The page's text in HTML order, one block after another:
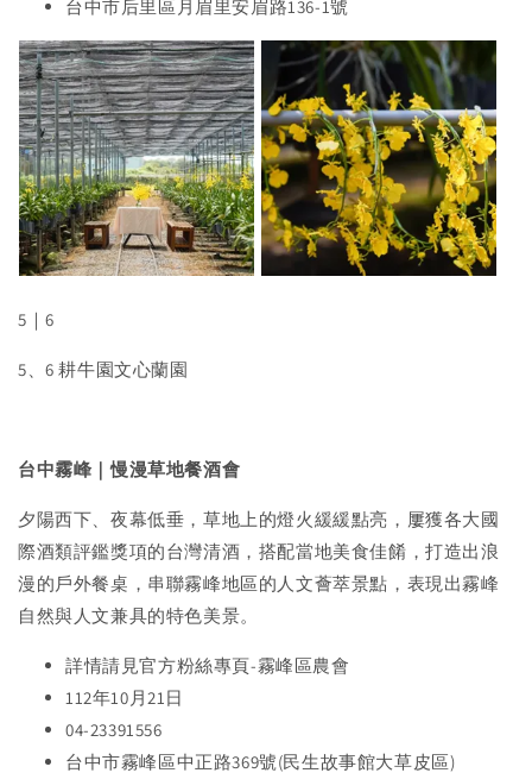
台中市后里區月眉里安眉路136-1號
5｜6
5、6 耕牛園文心蘭園
台中霧峰｜慢漫草地餐酒會
夕陽西下、夜幕低垂，草地上的燈火緩緩點亮，屢獲各大國
際酒類評鑑獎項的台灣清酒，搭配當地美食佳餚，打造出浪
漫的戶外餐桌，串聯霧峰地區的人文薈萃景點，表現出霧峰
自然與人文兼具的特色美景。
詳情請見官方粉絲專頁-霧峰區農會
112年10月21日
04-23391556
台中市霧峰區中正路369號(民生故事館大草皮區)